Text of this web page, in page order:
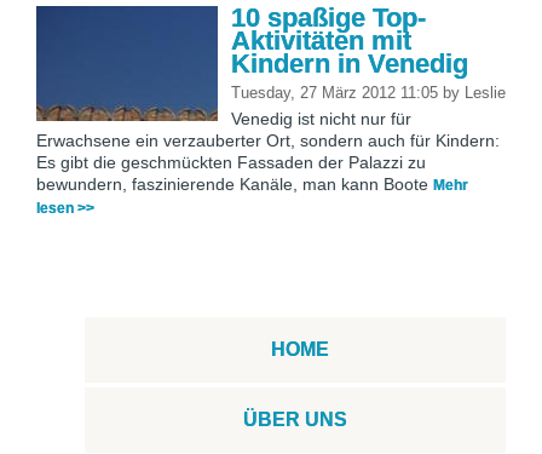
10 spaßige Top-
Aktivitäten mit
Kindern in Venedig
Tuesday, 27 März 2012 11:05 by Leslie
Venedig ist nicht nur für
Erwachsene ein verzauberter Ort, sondern auch für Kindern:
Es gibt die geschmückten Fassaden der Palazzi zu
bewundern, faszinierende Kanäle, man kann Boote Mehr
lesen >>
HOME
ÜBER UNS